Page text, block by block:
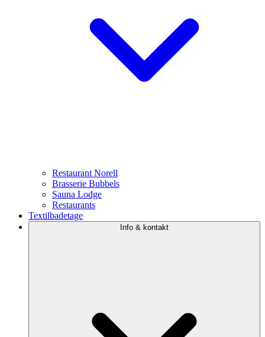
Restaurant Norell
Brasserie Bubbels
Sauna Lodge
Restaurants
Textilbadetage
Info & kontakt